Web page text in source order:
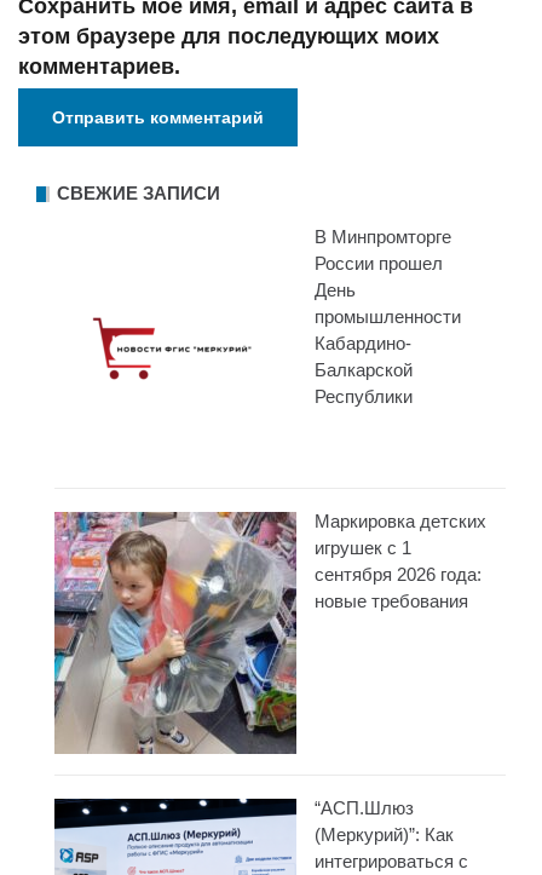
Сохранить моё имя, email и адрес сайта в
этом браузере для последующих моих
комментариев.
СВЕЖИЕ ЗАПИСИ
В Минпромторге
России прошел
День
промышленности
Кабардино-
Балкарской
Республики
Маркировка детских
игрушек с 1
сентября 2026 года:
новые требования
“АСП.Шлюз
(Меркурий)”: Как
интегрироваться с